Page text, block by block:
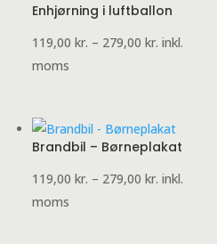
Enhjørning i luftballon
119,00kr. – 279,00kr. Prisinterval:
inkl.
moms
Brandbil – Børneplakat
119,00kr. – 279,00kr. Prisinterval:
inkl.
moms